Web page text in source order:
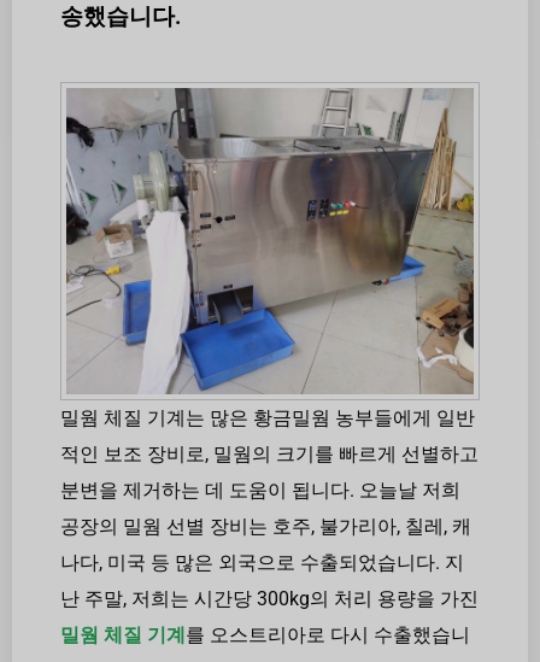
송했습니다.
밀웜 체질 기계는 많은 황금밀웜 농부들에게 일반
적인 보조 장비로, 밀웜의 크기를 빠르게 선별하고
분변을 제거하는 데 도움이 됩니다. 오늘날 저희
공장의 밀웜 선별 장비는 호주, 불가리아, 칠레, 캐
나다, 미국 등 많은 외국으로 수출되었습니다. 지
난 주말, 저희는 시간당 300kg의 처리 용량을 가진
밀웜 체질 기계를 오스트리아로 다시 수출했습니